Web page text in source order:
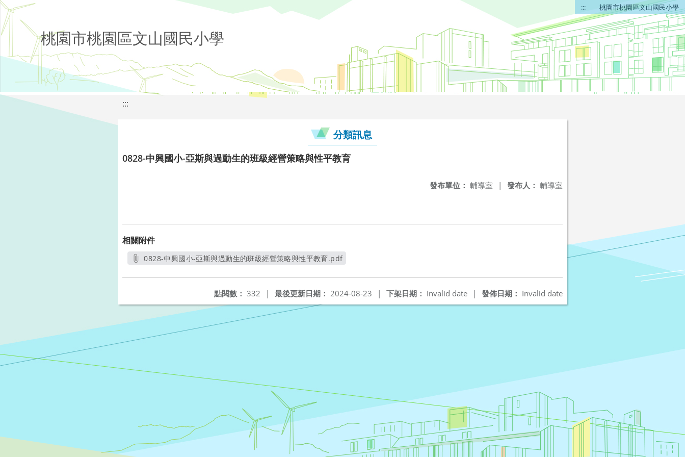
::: 桃園市桃園區文山國民小學
桃園市桃園區文山國民小學
:::
分類訊息
0828-中興國小-亞斯與過動生的班級經營策略與性平教育
發布人： 輔導室
發布單位： 輔導室 |
相關附件
0828-中興國小-亞斯與過動生的班級經營策略與性平教育.pdf
發佈日期： Invalid date
下架日期： Invalid date |
最後更新日期： 2024-08-23 |
點閱數： 332 |